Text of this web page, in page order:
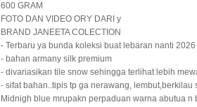
600 GRAM
FOTO DAN VIDEO ORY DARI y
BRAND JANEETA COLECTION
- Terbaru ya bunda koleksi buat lebaran nanti 2026
- bahan armany silk premium
- divariasikan tile snow sehingga terlihat lebih
- sifat bahan..tipis tp ga nerawang, lembut,berkilau
Midnigh blue mrupakn perpaduan warna abutua n